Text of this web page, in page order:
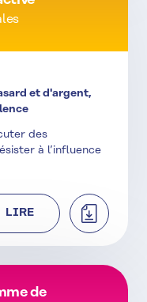
et d'argent,
des
à l’influence
LIRE
de